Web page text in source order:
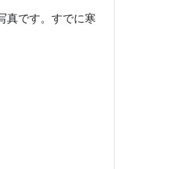
です。すでに寒